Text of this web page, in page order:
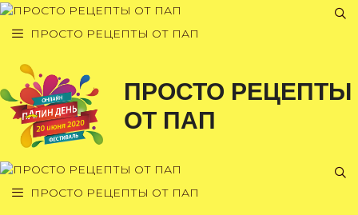
Перейти
ПРОСТО РЕЦЕПТЫ ОТ ПАП
ПРОСТО РЕЦЕПТЫ
ОТ ПАП
ПРОСТО РЕЦЕПТЫ ОТ ПАП